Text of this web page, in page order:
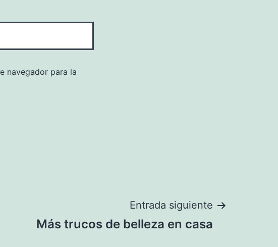
navegador para la
Entrada siguiente
Más trucos de belleza en casa